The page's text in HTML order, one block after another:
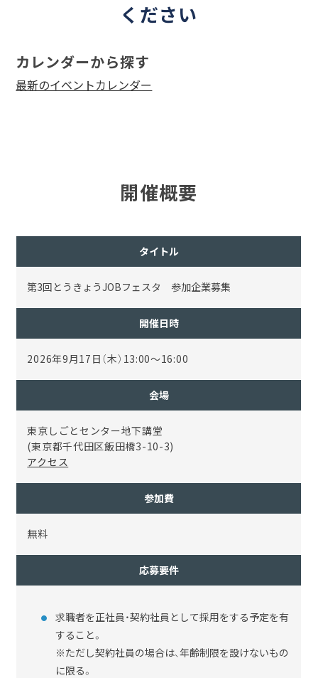
ください
カレンダーから探す
最新のイベントカレンダー
開催概要
タイトル
第3回とうきょうJOBフェスタ 参加企業募集
開催日時
2026年9月17日（木）13:00～16:00
会場
東京しごとセンター地下講堂
(東京都千代田区飯田橋3-10-3)
アクセス
参加費
無料
応募要件
求職者を正社員・契約社員として採用をする予定を有
すること。
※ただし契約社員の場合は、年齢制限を設けないもの
に限る。